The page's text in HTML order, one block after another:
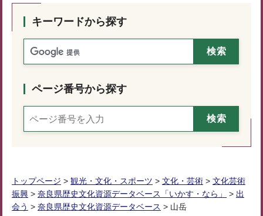
キーワードから探す
ページ番号から探す
トップページ > 観光・文化・スポーツ > 文化・芸術 > 文化芸術
振興 > 奈良県歴史文化資源データベース「いかす・なら」 > 出
会う > 奈良県歴史文化資源データベース > 山岳